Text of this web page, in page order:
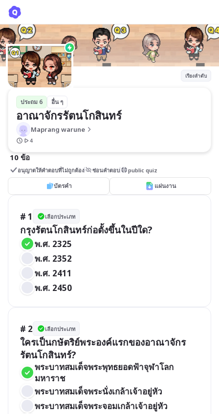
เรียงลำดับ
ประถม 6 อื่น ๆ
อาณาจักรรัตนโกสินทร์
Maprang warune
4
10 ข้อ
อนุญาตให้คำตอบที่ไม่ถูกต้อง ซ่อนคำตอบ public quiz
บัตรคำ แผ่นงาน
# 1 เลือกประเภท
กรุงรัตนโกสินทร์ก่อตั้งขึ้นในปีใด?
พ.ศ. 2325
พ.ศ. 2352
พ.ศ. 2411
พ.ศ. 2450
# 2 เลือกประเภท
ใครเป็นกษัตริย์พระองค์แรกของอาณาจักร
รัตนโกสินทร์?
พระบาทสมเด็จพระพุทธยอดฟ้าจุฬาโลก
มหาราช
พระบาทสมเด็จพระนั่งเกล้าเจ้าอยู่หัว
พระบาทสมเด็จพระจอมเกล้าเจ้าอยู่หัว